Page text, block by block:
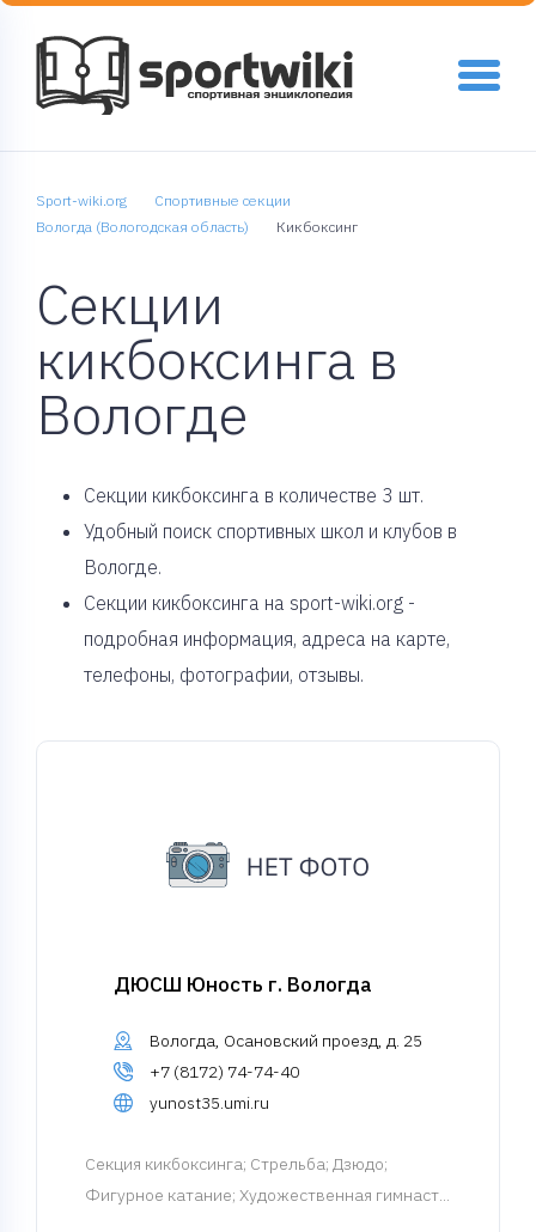
Sport-wiki.org
Спортивные секции
Вологда (Вологодская область)
Кикбоксинг
Секции
кикбоксинга в
Вологде
Cекции кикбоксинга в количестве 3 шт.
Удобный поиск спортивных школ и клубов в
Вологде.
Секции кикбоксинга на sport-wiki.org -
подробная информация, адреса на карте,
телефоны, фотографии, отзывы.
ДЮСШ Юность г. Вологда
Вологда, Осановский проезд, д. 25
+7 (8172) 74-74-40
yunost35.umi.ru
Cекция кикбоксинга; Стрельба; Дзюдо;
Фигурное катание; Художественная гимнаст...